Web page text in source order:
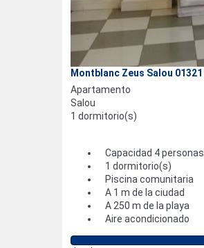
Montblanc Zeus Salou 01321
Apartamento
Salou
1 dormitorio(s)
Capacidad 4 personas
1 dormitorio(s)
Piscina comunitaria
A 1 m de la ciudad
A 250 m de la playa
Aire acondicionado